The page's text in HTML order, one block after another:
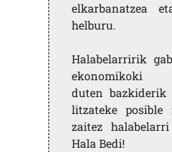
elkarbanatzea
helburu.
Halabelarririk
ekonomikoki
duten bazkiderik
litzateke posible
zaitez
Hala Bedi!